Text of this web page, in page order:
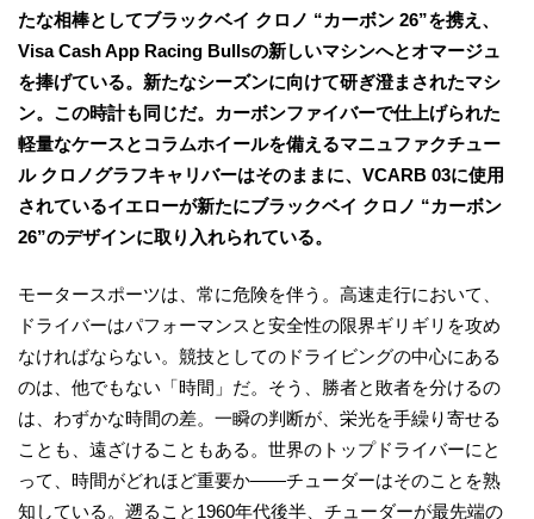
たな相棒としてブラックベイ クロノ “カーボン 26”を携え、
Visa Cash App Racing Bullsの新しいマシンへとオマージュ
を捧げている。新たなシーズンに向けて研ぎ澄まされたマシ
ン。この時計も同じだ。カーボンファイバーで仕上げられた
軽量なケースとコラムホイールを備えるマニュファクチュー
ル クロノグラフキャリバーはそのままに、VCARB 03に使用
されているイエローが新たにブラックベイ クロノ “カーボン
26”のデザインに取り入れられている。
モータースポーツは、常に危険を伴う。高速走行において、
ドライバーはパフォーマンスと安全性の限界ギリギリを攻め
なければならない。競技としてのドライビングの中心にある
のは、他でもない「時間」だ。そう、勝者と敗者を分けるの
は、わずかな時間の差。一瞬の判断が、栄光を手繰り寄せる
ことも、遠ざけることもある。世界のトップドライバーにと
って、時間がどれほど重要か――チューダーはそのことを熟
知している。遡ること1960年代後半、チューダーが最先端の